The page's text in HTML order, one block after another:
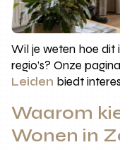
Wil je weten hoe dit
regio’s? Onze
Leiden biedt
Waarom
Wonen in